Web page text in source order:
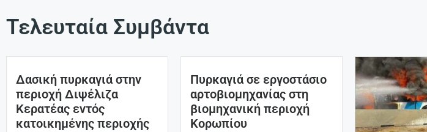
Τελευταία Συμβάντα
Δασική πυρκαγιά στην
περιοχή Διψέλιζα
Κερατέας εντός
κατοικημένης περιοχής
Πυρκαγιά σε εργοστάσιο
αρτοβιομηχανίας στη
βιομηχανική περιοχή
Κορωπίου